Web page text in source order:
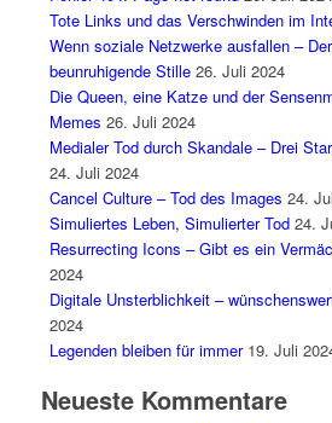
Tote Links und das Verschwinden im
Wenn soziale Netzwerke ausfallen –
beunruhigende Stille 26. Juli 2024
Die Queen, eine Katze und der
Memes 26. Juli 2024
Medialer Tod durch Skandale – Drei
24. Juli 2024
Cancel Culture – Tod des Images 24.
Simuliertes Leben, Simulierter Tod 24.
Resurrecting Icons – Gibt es ein
2024
Digitale Unsterblichkeit –
2024
Legenden bleiben für immer 19. Juli
Neueste Kommentare